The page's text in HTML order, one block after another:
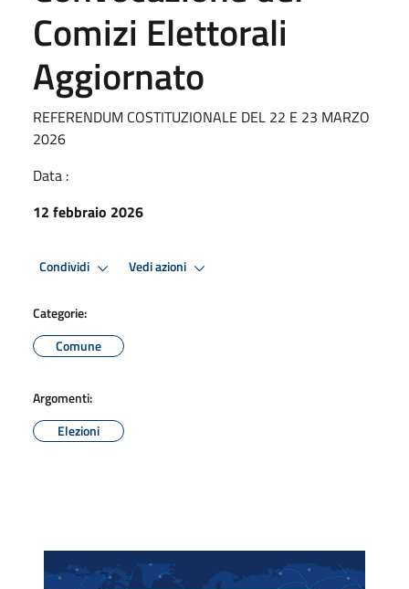
Comizi Elettorali
Aggiornato
REFERENDUM COSTITUZIONALE DEL 22 E 23 MARZO
2026
Data :
12 febbraio 2026
Condividi Vedi azioni
Categorie:
Comune
Argomenti:
Elezioni